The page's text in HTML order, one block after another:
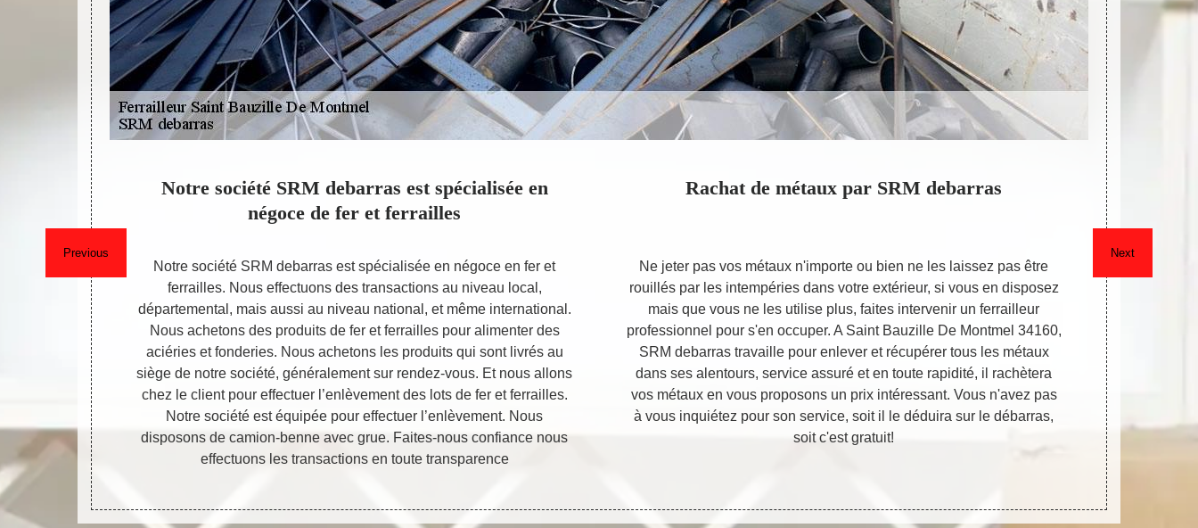
Previous
Notre société SRM debarras est spécialisée en
négoce de fer et ferrailles
Notre société SRM debarras est spécialisée en négoce en fer et
ferrailles. Nous effectuons des transactions au niveau local,
départemental, mais aussi au niveau national, et même international.
Nous achetons des produits de fer et ferrailles pour alimenter des
aciéries et fonderies. Nous achetons les produits qui sont livrés au
siège de notre société, généralement sur rendez-vous. Et nous allons
chez le client pour effectuer l’enlèvement des lots de fer et ferrailles.
Notre société est équipée pour effectuer l’enlèvement. Nous
disposons de camion-benne avec grue. Faites-nous confiance nous
effectuons les transactions en toute transparence
Rachat de métaux par SRM debarras
Ne jeter pas vos métaux n'importe ou bien ne les laissez pas être
rouillés par les intempéries dans votre extérieur, si vous en disposez
mais que vous ne les utilise plus, faites intervenir un ferrailleur
professionnel pour s'en occuper. A Saint Bauzille De Montmel 34160,
SRM debarras travaille pour enlever et récupérer tous les métaux
dans ses alentours, service assuré et en toute rapidité, il rachètera
vos métaux en vous proposons un prix intéressant. Vous n'avez pas
à vous inquiétez pour son service, soit il le déduira sur le débarras,
soit c'est gratuit!
Next